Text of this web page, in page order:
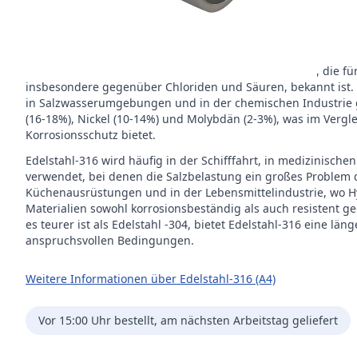
Edelstahl-316 ist eine hochwertige Edelstahllegierung, die
insbesondere gegenüber Chloriden und Säuren, bekannt
in Salzwasserumgebungen und in der chemischen
(16-18%), Nickel (10-14%) und Molybdän (2-3%), was im
Korrosionsschutz bietet.
Edelstahl-316 wird häufig in der Schifffahrt, in
verwendet, bei denen die Salzbelastung ein großes
Küchenausrüstungen und in der Lebensmittelindustrie, wo
Materialien sowohl korrosionsbeständig als auch resistent
es teurer ist als Edelstahl -304, bietet Edelstahl-316 eine
anspruchsvollen Bedingungen.
Weitere Informationen über Edelstahl-316 (A4)
Vor 15:00 Uhr bestellt, am nächsten Arbeitstag geliefert